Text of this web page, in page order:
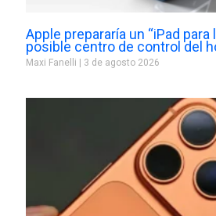
Apple prepararía un “iPad para
posible centro de control del
Maxi Fanelli 3 de agosto 2026